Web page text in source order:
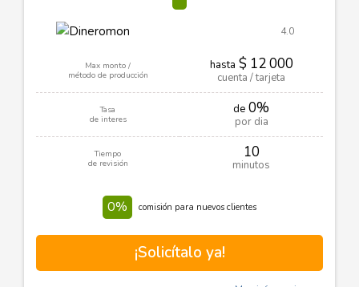
4.0
Max monto /
método de producción
hasta $ 12 000
cuenta / tarjeta
Tasa
de interes
de 0%
por dia
Tiempo
de revisión
10
minutos
0% comisión para nuevos clientes
¡Solicítalo ya!